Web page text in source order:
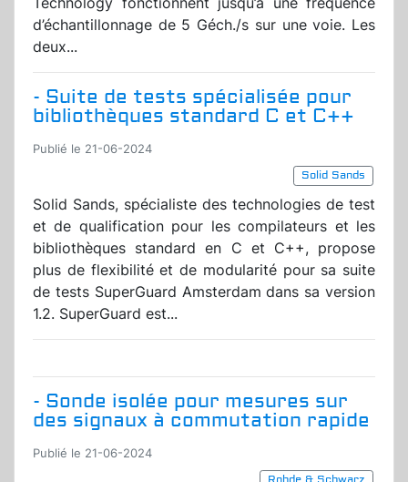
d’échantillonnage de 5 Géch./s sur une voie. Les
deux...
- Suite de tests spécialisée pour
bibliothèques standard C et C++
Publié le 21-06-2024
Solid Sands
Solid Sands, spécialiste des technologies de test
et de qualification pour les compilateurs et les
bibliothèques standard en C et C++, propose
plus de flexibilité et de modularité pour sa suite
de tests SuperGuard Amsterdam dans sa version
1.2. SuperGuard est...
- Sonde isolée pour mesures sur
des signaux à commutation rapide
Publié le 21-06-2024